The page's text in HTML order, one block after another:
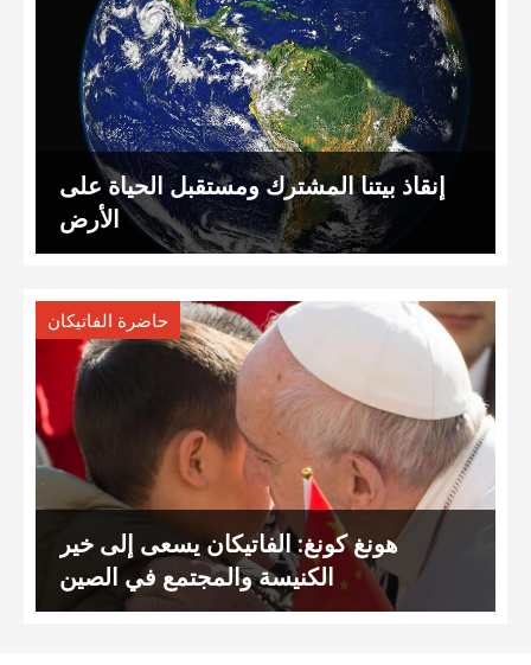
إنقاذ بيتنا المشترك ومستقبل الحياة على
الأرض
حاضرة الفاتيكان
هونغ كونغ: الفاتيكان يسعى إلى خير
الكنيسة والمجتمع في الصين